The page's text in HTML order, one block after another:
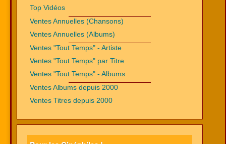
Top Vidéos
Ventes Annuelles (Chansons)
Ventes Annuelles (Albums)
Ventes "Tout Temps" - Artiste
Ventes "Tout Temps" par Titre
Ventes "Tout Temps" - Albums
Ventes Albums depuis 2000
Ventes Titres depuis 2000